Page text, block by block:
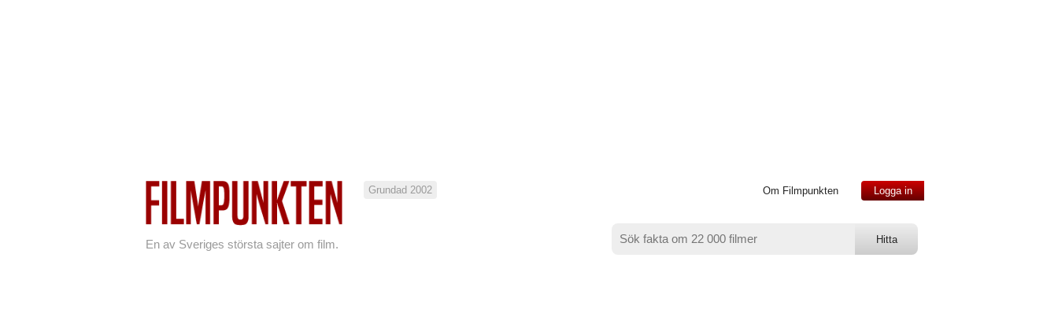
En av Sveriges största sajter om film.
Grundad 2002 Om Filmpunkten Logga in